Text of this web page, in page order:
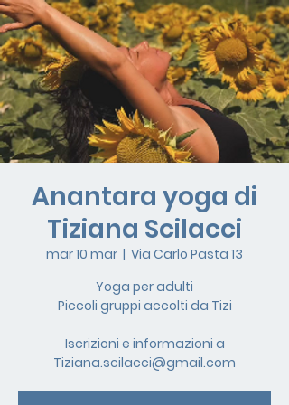
Anantara yoga di
Tiziana Scilacci
mar 10 mar
  |
Via Carlo Pasta 13
Yoga per adulti
Piccoli gruppi accolti da Tizi
Iscrizioni e informazioni a
Tiziana.scilacci@gmail.com